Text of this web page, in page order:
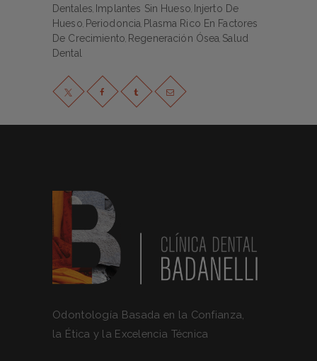
Dentales Implantes Sin Hueso Injerto De
Hueso Periodoncia Plasma Rico En Factores
De Crecimiento Regeneración Ósea Salud
Dental
Odontología Basada en la Confianza,
la Ética y la Excelencia Técnica